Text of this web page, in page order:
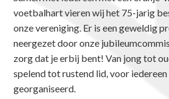
voetbalhart vieren wij het 75-jarig
onze vereniging. Er is een geweldig
neergezet door onze
zorg dat je erbij bent! Van jong tot
spelend tot rustend lid, voor iedereen
georganiseerd.